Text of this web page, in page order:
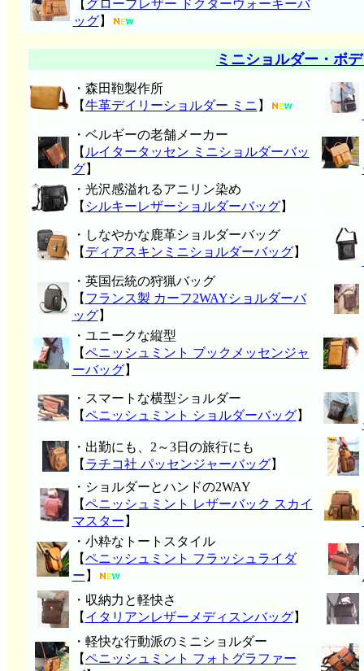
【 グローブレザー ドクターウォーキーバ
ッグ】
ミニショルダー・ボ
・森田鞄製作所
【牛革デイリーショルダー ミニ 】
・ベルギーの老舗メーカー
【 ルイタータッセン ミニショルダーバッ
グ】
・光沢感溢れるアニリン染め
【 シルキーレザーショルダーバッグ】
・しなやかな鹿革ショルダーバッグ
【 ディアスキンミニショルダーバッグ】
・英国伝統の狩猟バッグ
【 フランス製 カーフ2WAYショルダーバ
ッグ】
・ユニークな縦型
【ペニッシュミント ブックメッセンジャ
ーバッグ】
・スマートな横型ショルダー
【ペニッシュミント ショルダーバッグ】
・出勤にも、2～3日の旅行にも
【 ラチコ社 パッセンジャーバッグ】
・ショルダーとハンドの2WAY
【ペニッシュミント レザーバック スカイ
マスター 】
・小粋なトートスタイル
【ペニッシュミント フラッシュライダ
ー 】
・収納力と軽快さ
【 イタリアンレザーメディスンバッグ】
・軽快な行動派のミニショルダー
【ペニッシュミント フォトグラファー